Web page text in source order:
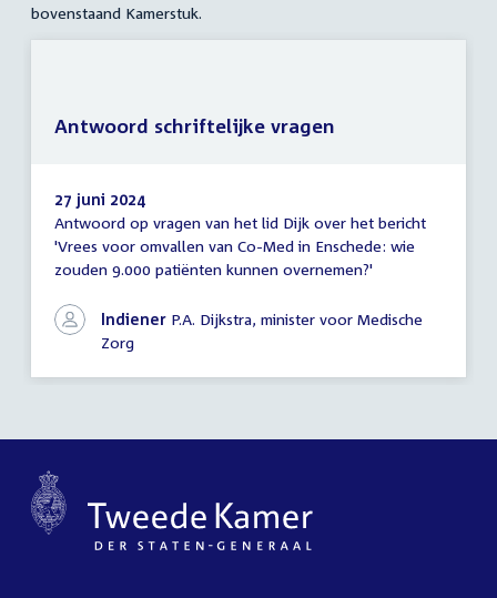
bovenstaand Kamerstuk.
Antwoord
schriftelijke
vragen
27 juni 2024
Antwoord op vragen van het lid Dijk over het bericht
'Vrees voor omvallen van Co-Med in Enschede: wie
zouden 9.000 patiënten kunnen overnemen?'
Indiener P.A. Dijkstra, minister voor Medische
Zorg
Antwoord schriftelijke vragen